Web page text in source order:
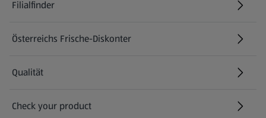
Filialfinder
Österreichs Frische-Diskonter
Qualität
Check your product
(öffnet in einem neuen Tab)